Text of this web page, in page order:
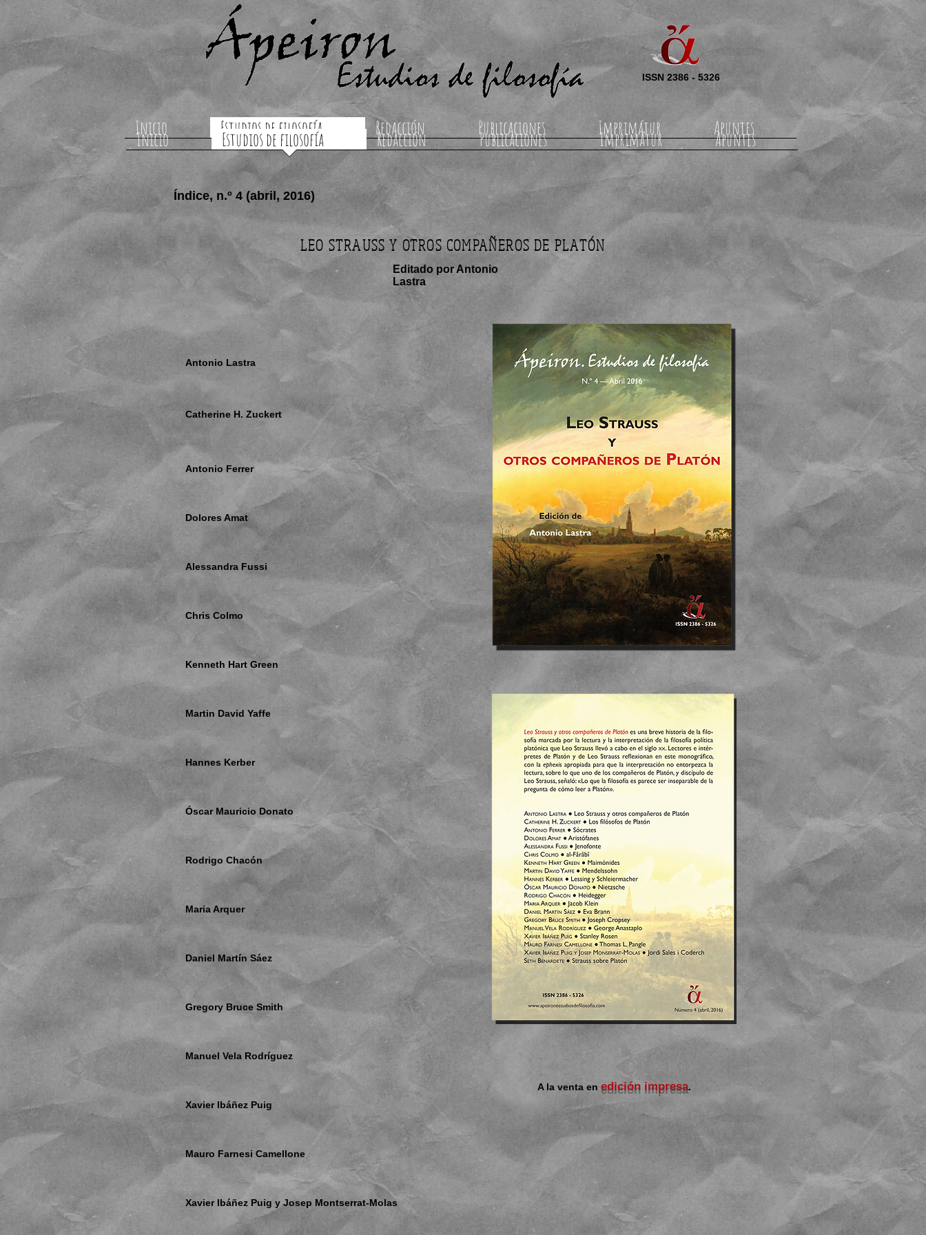
ISSN 2386 - 5326
Inicio Estudios de filosofía Redacción Publicaciones Imprimátur Apuntes
Inicio Estudios de filosofía Redacción Publicaciones Imprimátur Apuntes
Índice, n.º 4 (abril, 2016)
LEO STRAUSS Y OTROS COMPAÑEROS DE PLATÓN
Editado por Antonio
Lastra
Antonio Lastra
Catherine H. Zuckert
Antonio Ferrer
Dolores Amat
Alessandra Fussi
Chris Colmo
Kenneth Hart Green
Martin David Yaffe
Hannes Kerber
Óscar Mauricio Donato
Rodrigo Chacón
Maria Arquer
Daniel Martín Sáez
Gregory Bruce Smith
Manuel Vela Rodríguez
Xavier Ibáñez Puig
Mauro Farnesi Camellone
Xavier Ibáñez Puig y Josep Montserrat-Molas
A la venta en edición impresa.